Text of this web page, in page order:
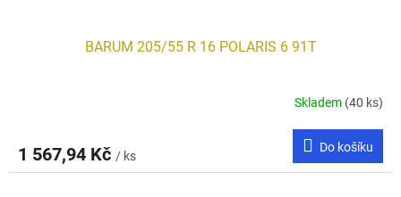
BARUM 205/55 R 16 POLARIS 6 91T
Skladem (40 ks)
1 567,94 Kč / ks
Do košíku